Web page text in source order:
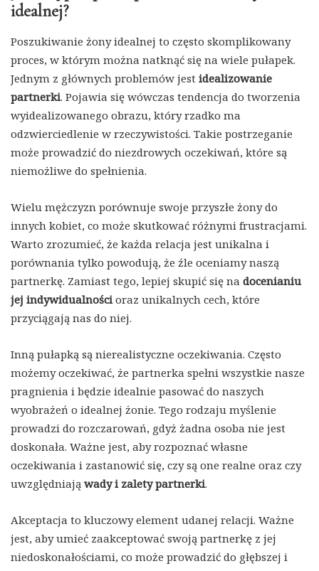
idealnej?
Poszukiwanie żony idealnej to często skomplikowany
proces, w którym można natknąć się na wiele pułapek.
Jednym z głównych problemów jest idealizowanie
partnerki. Pojawia się wówczas tendencja do tworzenia
wyidealizowanego obrazu, który rzadko ma
odzwierciedlenie w rzeczywistości. Takie postrzeganie
może prowadzić do niezdrowych oczekiwań, które są
niemożliwe do spełnienia.
Wielu mężczyzn porównuje swoje przyszłe żony do
innych kobiet, co może skutkować różnymi frustracjami.
Warto zrozumieć, że każda relacja jest unikalna i
porównania tylko powodują, że źle oceniamy naszą
partnerkę. Zamiast tego, lepiej skupić się na docenianiu
jej indywidualności oraz unikalnych cech, które
przyciągają nas do niej.
Inną pułapką są nierealistyczne oczekiwania. Często
możemy oczekiwać, że partnerka spełni wszystkie nasze
pragnienia i będzie idealnie pasować do naszych
wyobrażeń o idealnej żonie. Tego rodzaju myślenie
prowadzi do rozczarowań, gdyż żadna osoba nie jest
doskonała. Ważne jest, aby rozpoznać własne
oczekiwania i zastanowić się, czy są one realne oraz czy
uwzględniają wady i zalety partnerki.
Akceptacja to kluczowy element udanej relacji. Ważne
jest, aby umieć zaakceptować swoją partnerkę z jej
niedoskonałościami, co może prowadzić do głębszej i